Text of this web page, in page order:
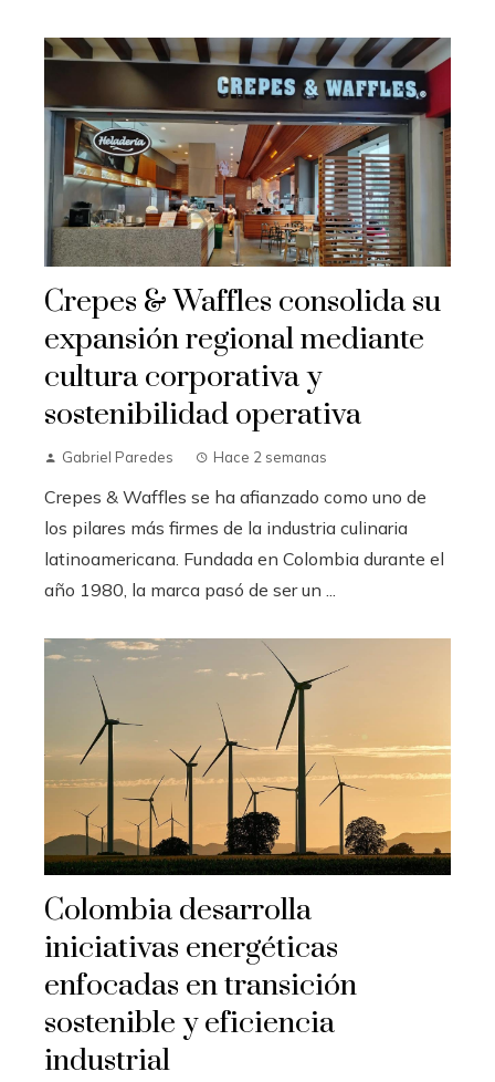
Crepes & Waffles consolida su
expansión regional mediante
cultura corporativa y
sostenibilidad operativa
Gabriel Paredes Hace 2 semanas
Crepes & Waffles se ha afianzado como uno de
los pilares más firmes de la industria culinaria
latinoamericana. Fundada en Colombia durante el
año 1980, la marca pasó de ser un ...
Colombia desarrolla
iniciativas energéticas
enfocadas en transición
sostenible y eficiencia
industrial